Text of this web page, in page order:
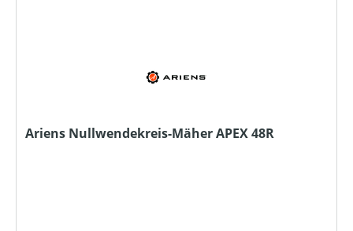
Ariens Nullwendekreis-Mäher APEX 48R